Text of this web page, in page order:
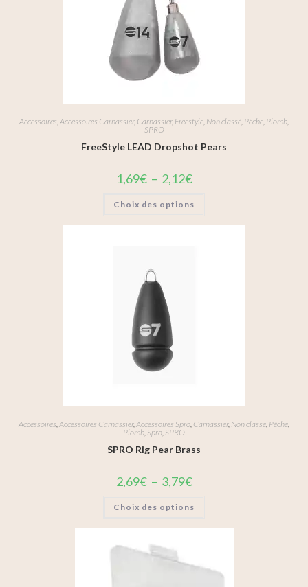
Accessoires Accessoires Carnassier, Carnassier, Freestyle Non classé Pêche Plomb
SPRO
FreeStyle LEAD Dropshot Pears
1,69€ – 2,12€
Choix des options
Accessoires,Accessoires Carnassier,Accessoires Spro, Carnassier, Non classé, Pêche,
Plomb, Spro, SPRO
SPRO Rig Pear Brass
2,69€ – 3,79€
Choix des options